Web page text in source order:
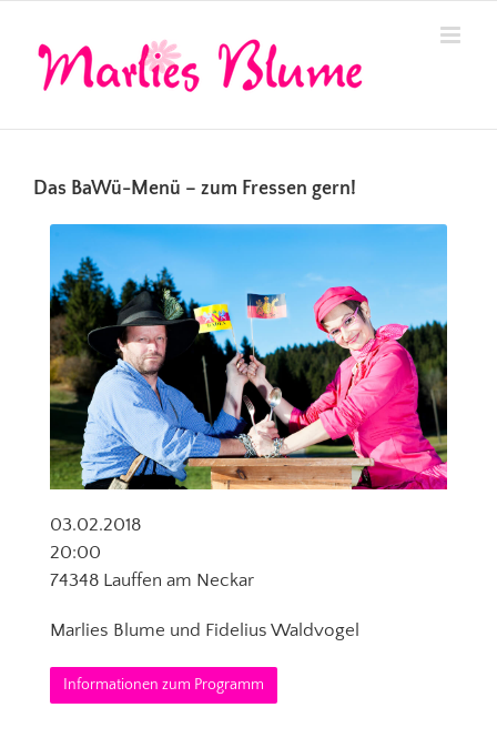
Inhalt
springen
Das BaWü-Menü – zum Fressen gern!
03.02.2018
20:00
74348 Lauffen am Neckar
Marlies Blume und Fidelius Waldvogel
Informationen zum Programm